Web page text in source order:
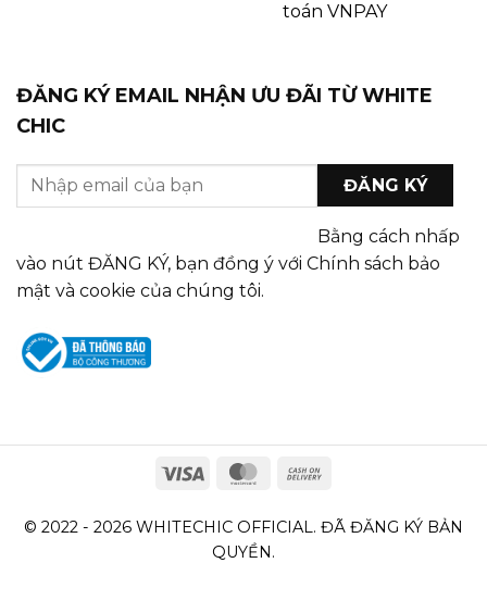
toán VNPAY
ĐĂNG KÝ EMAIL NHẬN ƯU ĐÃI TỪ WHITE
CHIC
Bằng cách nhấp
vào nút ĐĂNG KÝ, bạn đồng ý với Chính sách bảo
mật và cookie của chúng tôi.
© 2022 - 2026 WHITECHIC OFFICIAL. ĐÃ ĐĂNG KÝ BẢN
QUYỀN.